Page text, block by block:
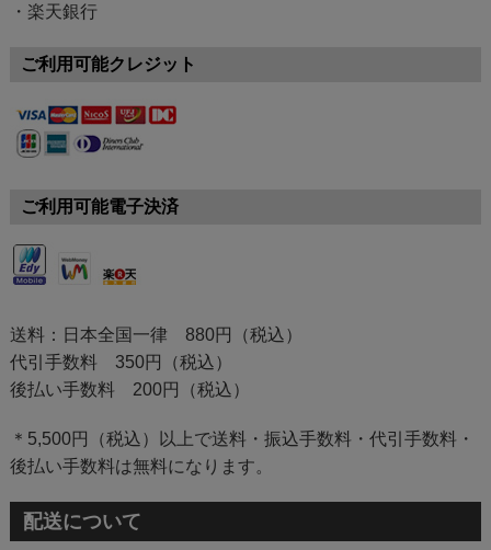
・楽天銀行
ご利用可能クレジット
ご利用可能電子決済
送料：日本全国一律 880円（税込）
代引手数料 350円（税込）
後払い手数料 200円（税込）
＊5,500円（税込）以上で送料・振込手数料・代引手数料・
後払い手数料は無料になります。
配送について